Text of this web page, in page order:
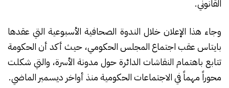
القانوني.
وجاء هذا الإعلان خلال الندوة الصحافية الأسبوعية التي عقدها
بايتاس عقب اجتماع المجلس الحكومي، حيث أكد أن الحكومة
تتابع باهتمام النقاشات الدائرة حول مدونة الأسرة، والتي شكلت
محوراً مهماً في الاجتماعات الحكومية منذ أواخر ديسمبر الماضي.